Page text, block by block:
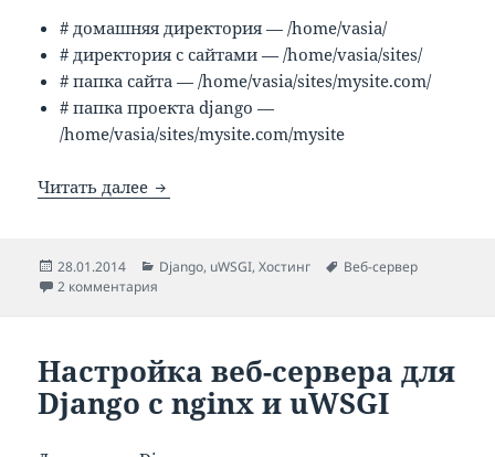
# домашняя директория — /home/vasia/
# директория с сайтами — /home/vasia/sites/
# папка сайта — /home/vasia/sites/mysite.com/
# папка проекта django —
/home/vasia/sites/mysite.com/mysite
Читать далее Очень простой способ заставить
Опубликовано
28.01.2014 Рубрики
Django, uWSGI,Хостинг Метки
Веб-сервер
2 комментария
Настройка веб-сервера для
Django с nginx и uWSGI